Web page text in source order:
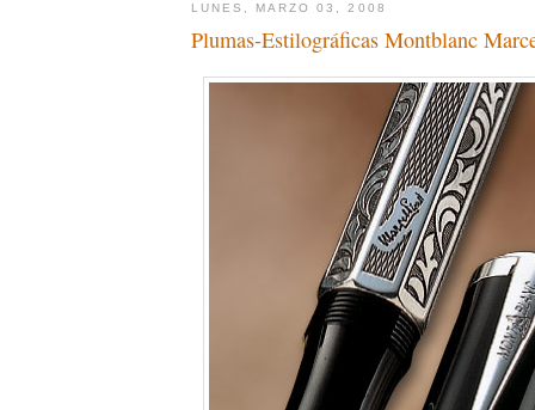
LUNES, MARZO 03, 2008
Plumas-Estilográficas Montblanc